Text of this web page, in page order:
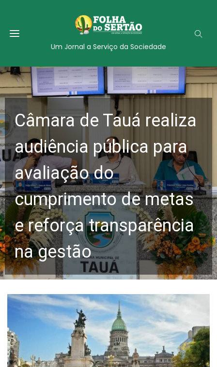
Um Jornal a Serviço da Sociedade
Câmara de Tauá realiza
audiência pública para
avaliação do
cumprimento de metas
e reforça transparência
na gestão